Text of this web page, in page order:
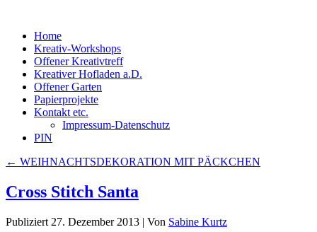
Home
Kreativ-Workshops
Offener Kreativtreff
Kreativer Hofladen a.D.
Offener Garten
Papierprojekte
Kontakt etc.
Impressum-Datenschutz
PIN
← WEIHNACHTSDEKORATION MIT PÄCKCHEN
Cross Stitch Santa
Publiziert 27. Dezember 2013 | Von Sabine Kurtz